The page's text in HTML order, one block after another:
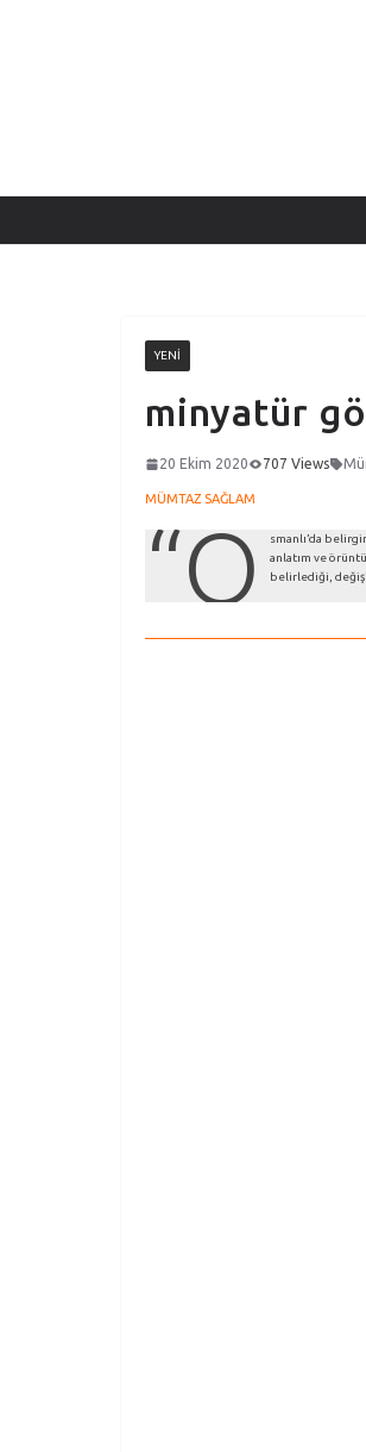
YENI
minyatür
20 Ekim 2020 707 Views
MÜMTAZ SAĞLAM
“O
smanlı’da
anlatım ve
belirlediği,